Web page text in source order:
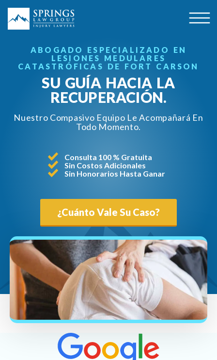
ABOGADO ESPECIALIZADO EN
LESIONES MEDULARES
CATASTRÓFICAS DE FORT CARSON
SU GUÍA HACIA LA
RECUPERACIÓN.
Nuestro Compasivo Equipo Le Acompañará En
Todo Momento.
Consulta 100 % Gratuita
Sin Costos Adicionales
Sin Honorarios Hasta Ganar
¿Cuánto Vale Su Caso?